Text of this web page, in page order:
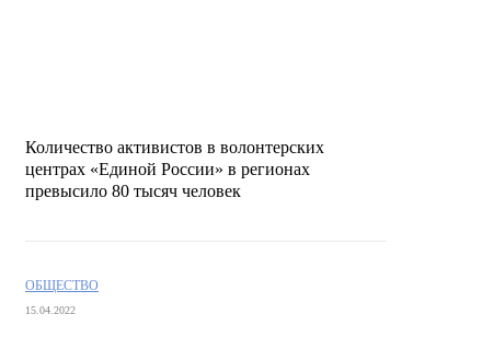
Количество активистов в волонтерских
центрах «Единой России» в регионах
превысило 80 тысяч человек
ОБЩЕСТВО
15.04.2022